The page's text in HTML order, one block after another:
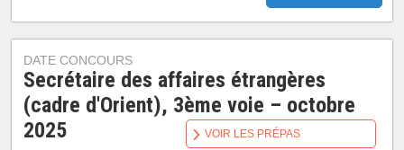
DATE CONCOURS
Secrétaire des affaires étrangères
(cadre d'Orient), 3ème voie – octobre
2025
VOIR LES PRÉPAS